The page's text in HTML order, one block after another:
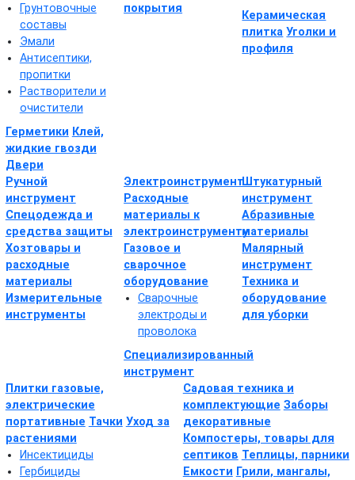
Грунтовочные
составы
Эмали
Антисептики,
пропитки
Растворители и
очистители
Герметики Клей,
жидкие гвозди
Двери
покрытия
Керамическая
плитка Уголки и
профиля
Ручной
инструмент
Спецодежда и
средства защиты
Хозтовары и
расходные
материалы
Измерительные
инструменты
Электроинструмент
Расходные
материалы к
электроинструменту
Газовое и
сварочное
оборудование
Сварочные
электроды и
проволока
Специализированный
инструмент
Штукатурный
инструмент
Абразивные
материалы
Малярный
инструмент
Техника и
оборудование
для уборки
Плитки газовые,
электрические
портативные Тачки Уход за
растениями
Инсектициды
Гербициды
Садовая техника и
комплектующие Заборы
декоративные
Компостеры, товары для
септиков Теплицы, парники
Емкости Грили, мангалы,